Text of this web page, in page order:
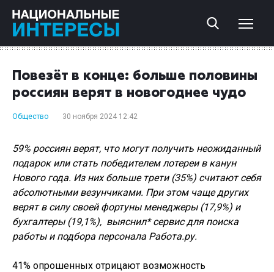
Повезёт в конце: больше половины
россиян верят в новогоднее чудо
Общество 30 ноября 2024 12:42
59% россиян верят, что могут получить неожиданный
подарок или стать победителем лотереи в канун
Нового года. Из них больше трети (35%) считают себя
абсолютными везунчиками. При этом чаще других
верят в силу своей фортуны менеджеры (17,9%) и
бухгалтеры (19,1%), выяснил* сервис для поиска
работы и подбора персонала Работа.ру.
41% опрошенных отрицают возможность